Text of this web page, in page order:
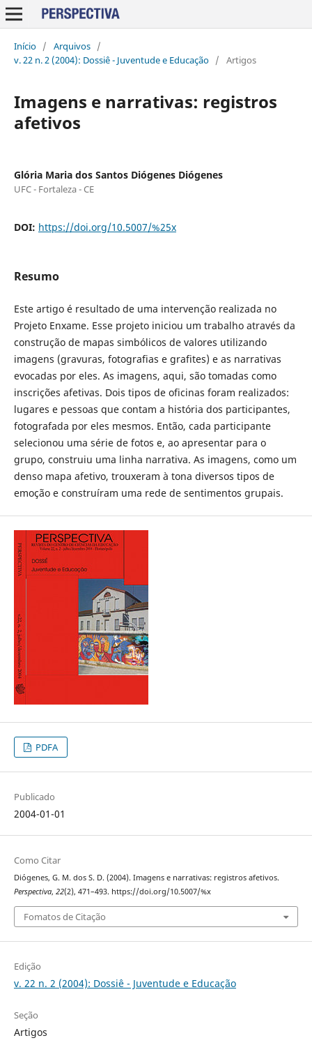
Início / Arquivos /
v. 22 n. 2 (2004): Dossiê - Juventude e Educação / Artigos
Imagens e narrativas: registros
afetivos
Glória Maria dos Santos Diógenes Diógenes
UFC - Fortaleza - CE
DOI: https://doi.org/10.5007/%25x
Resumo
Este artigo é resultado de uma intervenção realizada no
Projeto Enxame. Esse projeto iniciou um trabalho através da
construção de mapas simbólicos de valores utilizando
imagens (gravuras, fotografias e grafites) e as narrativas
evocadas por eles. As imagens, aqui, são tomadas como
inscrições afetivas. Dois tipos de oficinas foram realizados:
lugares e pessoas que contam a história dos participantes,
fotografada por eles mesmos. Então, cada participante
selecionou uma série de fotos e, ao apresentar para o
grupo, construiu uma linha narrativa. As imagens, como um
denso mapa afetivo, trouxeram à tona diversos tipos de
emoção e construíram uma rede de sentimentos grupais.
PDFA
Publicado
2004-01-01
Como Citar
Diógenes, G. M. dos S. D. (2004). Imagens e narrativas: registros afetivos.
Perspectiva, 22(2), 471–493. https://doi.org/10.5007/%x
Fomatos de Citação
Edição
v. 22 n. 2 (2004): Dossiê - Juventude e Educação
Seção
Artigos